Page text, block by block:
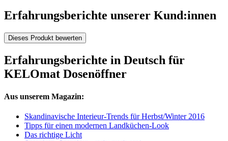
Erfahrungsberichte unserer Kund:innen
Dieses Produkt bewerten
Erfahrungsberichte in Deutsch für
KELOmat Dosenöffner
Aus unserem Magazin:
Skandinavische Interieur-Trends für Herbst/Winter 2016
Tipps für einen modernen Landküchen-Look
Das richtige Licht